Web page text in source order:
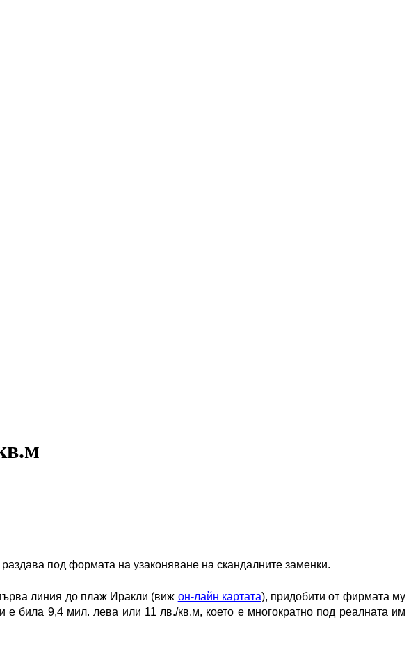
под формата на узаконяване на скандалните заменки.
линия до плаж Иракли (виж он-лайн картата), придобити от фирмата му
била 9,4 мил. лева или 11 лв./кв.м, което е многократно под реалната им